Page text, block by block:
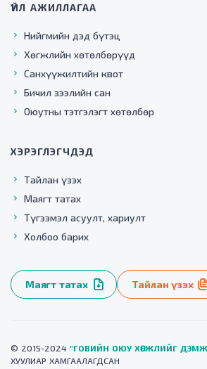
ҮЙЛ АЖИЛЛАГАА
Нийгмийн дэд бүтэц
Хөгжлийн хөтөлбөрүүд
Санхүүжилтийн квот
Бичил зээлийн сан
Оюутны тэтгэлэгт хөтөлбөр
ХЭРЭГЛЭГЧДЭД
Тайлан үзэх
Маягт татах
Түгээмэл асуулт, хариулт
Холбоо барих
Маягт татах Тайлан үзэх
© 2015-2024 "ГОВИЙН ОЮУ ХӨГЖЛИЙГ
ХУУЛИАР ХАМГААЛАГДСАН